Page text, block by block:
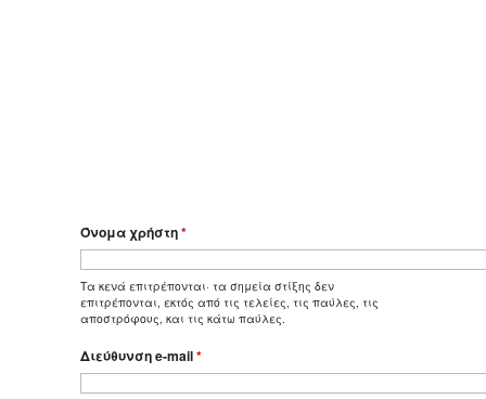
Όνομα χρήστη*
Τα κενά επιτρέπονται· τα σημεία στίξης δεν
επιτρέπονται, εκτός από τις τελείες, τις παύλες, τις
αποστρόφους, και τις κάτω παύλες.
Διεύθυνση e-mail*